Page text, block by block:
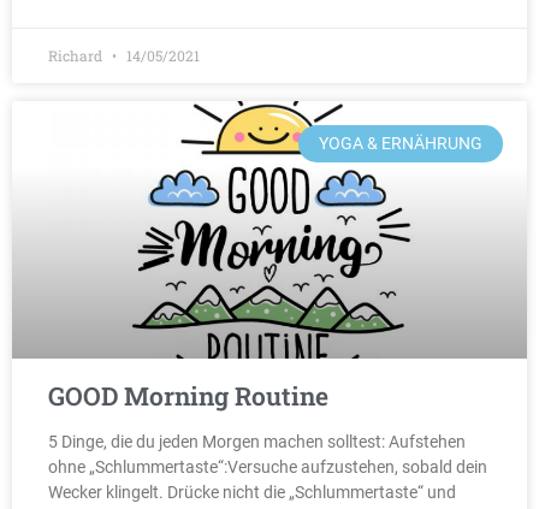
Richard 14/05/2021
YOGA & ERNÄHRUNG
GOOD Morning Routine
5 Dinge, die du jeden Morgen machen solltest: Aufstehen
ohne „Schlummertaste“:Versuche aufzustehen, sobald dein
Wecker klingelt. Drücke nicht die „Schlummertaste“ und